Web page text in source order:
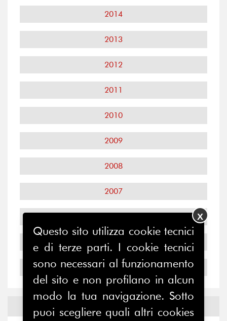
2014
2013
2012
2011
2010
2009
2008
2007
2005
2004
Notizie ed Eventi
Questo sito utilizza cookie tecnici
e di terze parti. I cookie tecnici
sono necessari al funzionamento
del sito e non profilano in alcun
modo la tua navigazione. Sotto
puoi scegliere quali altri cookies
X